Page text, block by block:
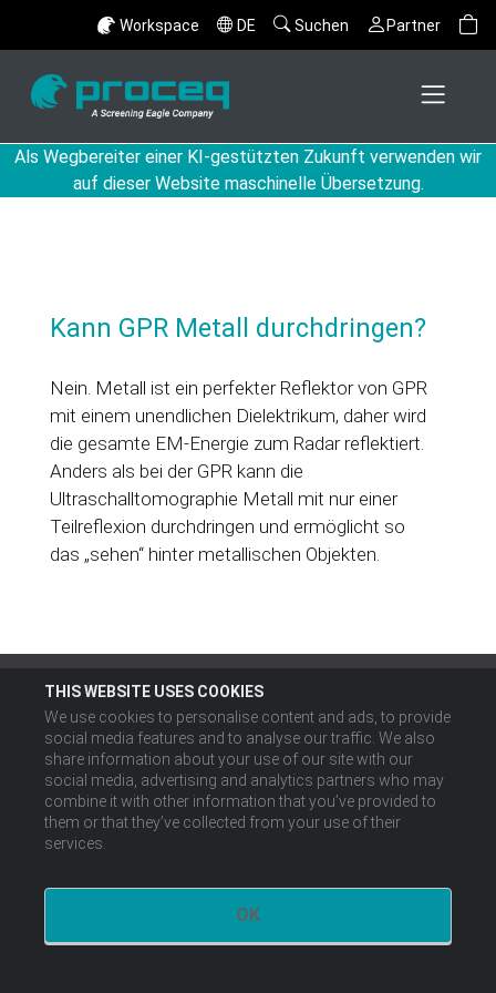
THIS WEBSITE USES COOKIES
We use cookies to personalise content and ads, to provide
social media features and to analyse our traffic. We also
share information about your use of our site with our
social media, advertising and analytics partners who may
combine it with other information that you’ve provided to
them or that they’ve collected from your use of their
services.
OK
Workspace DE Suchen Partner
Als Wegbereiter einer KI-gestützten Zukunft verwenden wir
auf dieser Website maschinelle Übersetzung.
Kann GPR Metall durchdringen?
Nein. Metall ist ein perfekter Reflektor von GPR
mit einem unendlichen Dielektrikum, daher wird
die gesamte EM-Energie zum Radar reflektiert.
Anders als bei der GPR kann die
Ultraschalltomographie Metall mit nur einer
Teilreflexion durchdringen und ermöglicht so
das „sehen“ hinter metallischen Objekten.